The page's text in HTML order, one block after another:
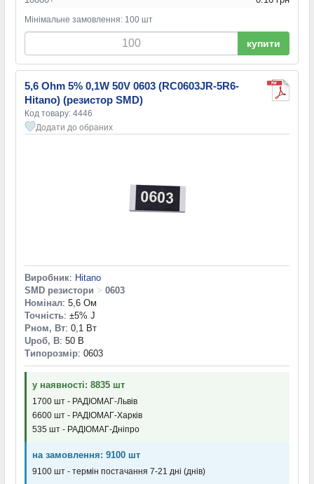
Мінімальне замовлення: 100 шт
купити
5,6 Ohm 5% 0,1W 50V 0603 (RC0603JR-5R6-
Hitano) (резистор SMD)
Код товару: 4446
Додати до обраних
Виробник: Hitano
SMD резистори > 0603
Номінал: 5,6 Ом
Точність: ±5% J
Pном, Вт: 0,1 Вт
Uроб, В: 50 В
Типорозмір: 0603
у наявності: 8835 шт
1700 шт - РАДІОМАГ-Львів
6600 шт - РАДІОМАГ-Харків
535 шт - РАДІОМАГ-Дніпро
на замовлення: 9100 шт
9100 шт - термін постачання 7-21 дні (днів)